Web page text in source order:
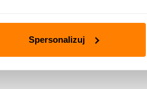
Spersonalizuj